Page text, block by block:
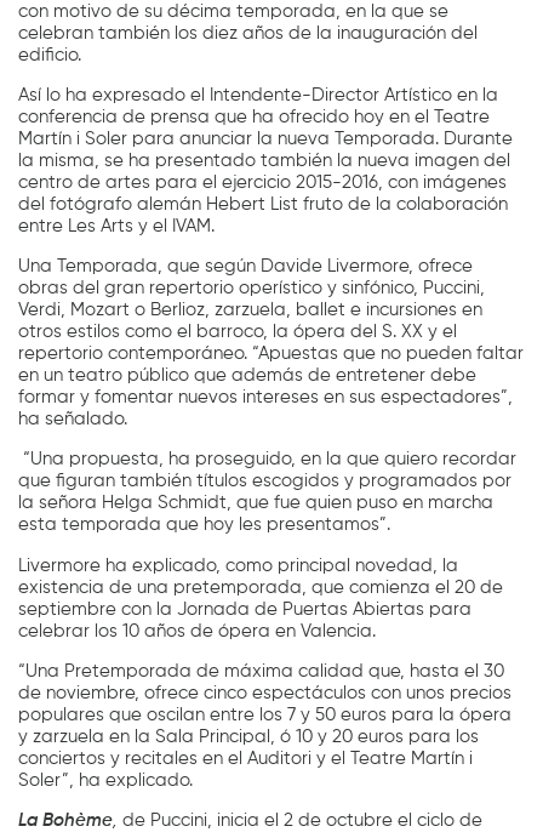
con motivo de su décima temporada, en la que se
celebran también los diez años de la inauguración del
edificio.
Así lo ha expresado el Intendente-Director Artístico en la
conferencia de prensa que ha ofrecido hoy en el Teatre
Martín i Soler para anunciar la nueva Temporada. Durante
la misma, se ha presentado también la nueva imagen del
centro de artes para el ejercicio 2015-2016, con imágenes
del fotógrafo alemán Hebert List fruto de la colaboración
entre Les Arts y el IVAM.
Una Temporada, que según Davide Livermore, ofrece
obras del gran repertorio operístico y sinfónico, Puccini,
Verdi, Mozart o Berlioz, zarzuela, ballet e incursiones en
otros estilos como el barroco, la ópera del S. XX y el
repertorio contemporáneo. “Apuestas que no pueden faltar
en un teatro público que además de entretener debe
formar y fomentar nuevos intereses en sus espectadores”,
ha señalado.
“Una propuesta, ha proseguido, en la que quiero recordar
que figuran también títulos escogidos y programados por
la señora Helga Schmidt, que fue quien puso en marcha
esta temporada que hoy les presentamos”.
Livermore ha explicado, como principal novedad, la
existencia de una pretemporada, que comienza el 20 de
septiembre con la Jornada de Puertas Abiertas para
celebrar los 10 años de ópera en Valencia.
“Una Pretemporada de máxima calidad que, hasta el 30
de noviembre, ofrece cinco espectáculos con unos precios
populares que oscilan entre los 7 y 50 euros para la ópera
y zarzuela en la Sala Principal, ó 10 y 20 euros para los
conciertos y recitales en el Auditori y el Teatre Martín i
Soler”, ha explicado.
La Bohème, de Puccini, inicia el 2 de octubre el ciclo de